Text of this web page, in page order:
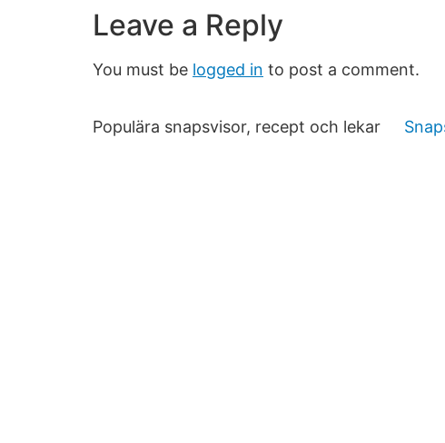
Leave a Reply
You must be logged in to post a comment.
Populära snapsvisor, recept och lekar